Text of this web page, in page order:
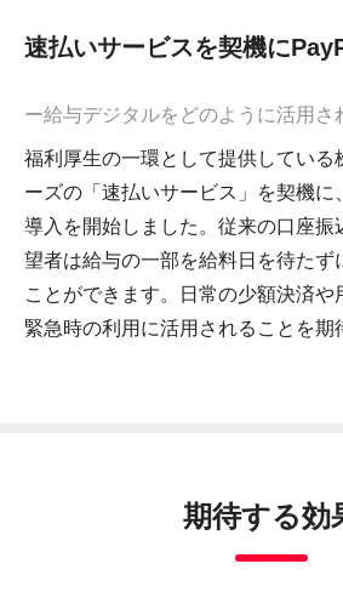
速払いサービスを契機に
ー給与デジタルをどのように活用さ
福利厚生の一環として提供している
ーズの「速払いサービス」を契機
導入を開始しました。従来の口座振
望者は給与の一部を給料日を待たず
ことができます。日常の少額決済や
緊急時の利用に活用されることを期
期待する効